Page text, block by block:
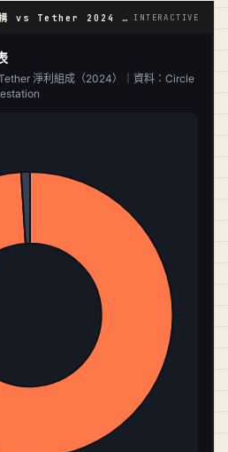
▸ FIG · Circle 營收結構 vs Tether 2024 淨利組成 INTERACTIVE